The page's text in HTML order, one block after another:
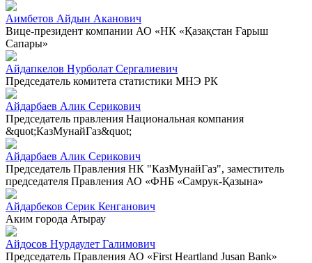
Аимбетов Айдын Аканович
Вице-президент компании АО «НК «Қазақстан Ғарыш
Сапары»
Айдапкелов Нурболат Сергалиевич
Председатель комитета статистики МНЭ РК
Айдарбаев Алик Серикович
Председатель правления Национальная компания
&quot;КазМунайГаз&quot;
Айдарбаев Алик Серикович
Председатель Правления НК "КазМунайГаз", заместитель
председателя Правления АО «ФНБ «Самрук-Қазына»
Айдарбеков Серик Кенганович
Аким города Атырау
Айдосов Нурдаулет Галимович
Председатель Правления АО «First Heartland Jusan Bank»